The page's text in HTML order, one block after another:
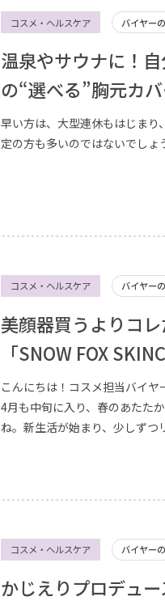
コスメ・ヘルスケア バイヤー
温泉やサウナに！
の“選べる”胸元カ
早い方は、大型連休もはじま
定の方も多いのではないでしょ
コスメ・ヘルスケア バイヤー
美顔器買うよりコ
「SNOW FOX
こんにちは！コスメ担当バイヤ
4月も中旬に入り、春のあたた
ね。新生活が始まり、少しずつ
コスメ・ヘルスケア バイヤー
かじえりプロデュ